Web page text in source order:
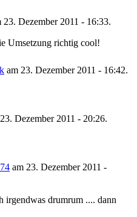
23. Dezember 2011 - 16:33.
Umsetzung richtig cool!
am 23. Dezember 2011 - 16:42.
Dezember 2011 - 20:26.
am 23. Dezember 2011 -
irgendwas drumrum .... dann